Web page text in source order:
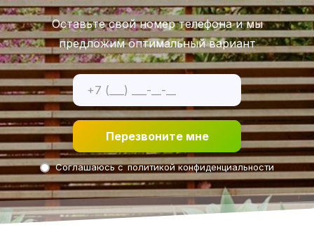
Оставьте свой номер телефона и мы
предложим оптимальный вариант
Перезвоните мне
Соглашаюсь сполитикой конфиденциальности